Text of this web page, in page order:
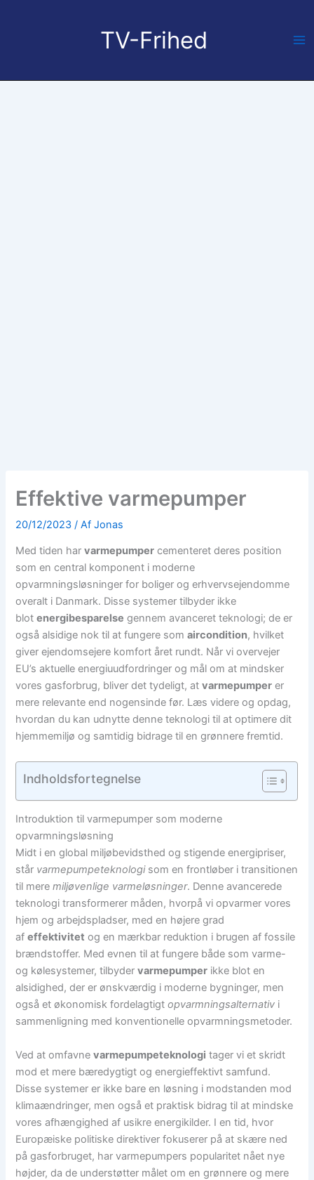
TV-Frihed
Effektive varmepumper
20/12/2023/ AfJonas
Med tiden harvarmepumper cementeret deres position
som en central komponent i moderne
opvarmningsløsninger for boliger og erhvervsejendomme
overalt i Danmark. Disse systemer tilbyder ikke
blotenergibesparelse gennem avanceret teknologi; de er
også alsidige nok til at fungere somaircondition, hvilket
giver ejendomsejere komfort året rundt. Når vi overvejer
EU’s aktuelle energiuudfordringer og mål om at mindsker
vores gasforbrug, bliver det tydeligt, atvarmepumper er
mere relevante end nogensinde før. Læs videre og opdag,
hvordan du kan udnytte denne teknologi til at optimere dit
hjemmemiljø og samtidig bidrage til en grønnere fremtid.
Indholdsfortegnelse
Introduktion til varmepumper som moderne
opvarmningsløsning
Midt i en global miljøbevidsthed og stigende energipriser,
står varmepumpeteknologisom en frontløber i transitionen
til meremiljøvenlige varmeløsninger. Denne avancerede
teknologi transformerer måden, hvorpå vi opvarmer vores
hjem og arbejdspladser, med en højere grad
afeffektivitet og en mærkbar reduktion i brugen af fossile
brændstoffer. Med evnen til at fungere både som varme-
og kølesystemer, tilbydervarmepumper ikke blot en
alsidighed, der er ønskværdig i moderne bygninger, men
også et økonomisk fordelagtigtopvarmningsalternativ i
sammenligning med konventionelle opvarmningsmetoder.
Ved at omfavnevarmepumpeteknologi tager vi et skridt
mod et mere bæredygtigt og energieffektivt samfund.
Disse systemer er ikke bare en løsning i modstanden mod
klimaændringer, men også et praktisk bidrag til at mindske
vores afhængighed af usikre energikilder. I en tid, hvor
Europæiske politiske direktiver fokuserer på at skære ned
på gasforbruget, har varmepumpers popularitet nået nye
højder, da de understøtter målet om en grønnere og mere